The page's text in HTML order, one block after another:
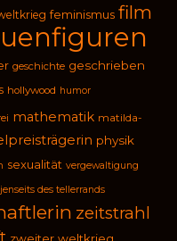
feminismus film
geschichte geschrieben
hollywood humor
mathematik matilda-
physik
sexualität vergewaltigung
des tellerrands
zeitstrahl